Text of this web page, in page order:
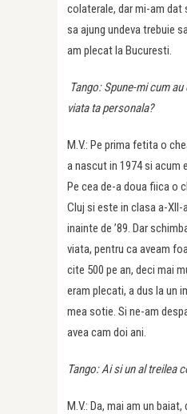
colaterale, dar mi-am dat
sa ajung undeva trebuie
am plecat la Bucuresti.
Tango: Spune-mi cum
viata ta personala?
M.V.: Pe prima fetita o
a nascut in 1974 si acum
Pe cea de-a doua fiica o
Cluj si este in clasa a-
inainte de ’89. Dar
viata, pentru ca aveam
cite 500 pe an, deci mai
eram plecati, a dus la un
mea sotie. Si ne-am
avea cam doi ani.
Tango: Ai si un al treilea
M.V.: Da, mai am un baiat,